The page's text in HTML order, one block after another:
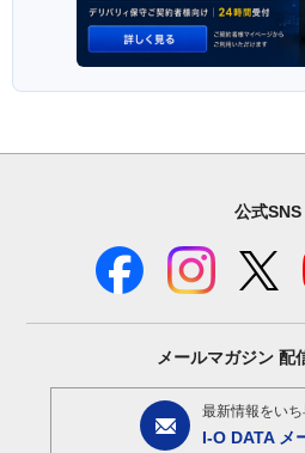
公式SNS
メールマガジン 配
最新情報をいち
I-O DATA メ